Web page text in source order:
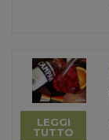
LEGGI
TUTTO